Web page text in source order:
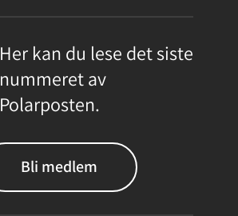
Her kan du lese det siste
nummeret av
Polarposten.
Bli medlem